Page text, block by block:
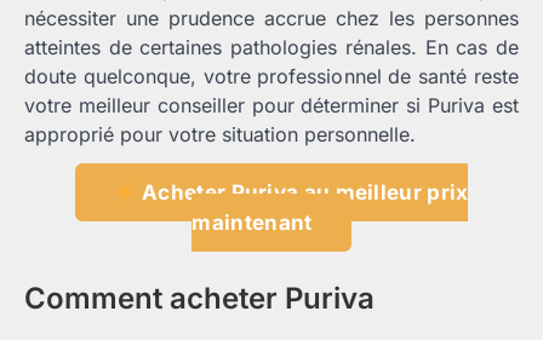
nécessiter une prudence accrue chez les personnes
atteintes de certaines pathologies rénales. En cas de
doute quelconque, votre professionnel de santé reste
votre meilleur conseiller pour déterminer si Puriva est
approprié pour votre situation personnelle.
Acheter Puriva au meilleur prix
maintenant
Comment acheter Puriva